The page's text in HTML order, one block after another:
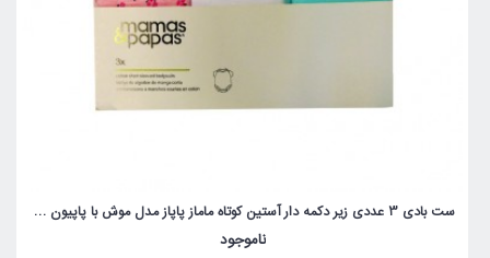
ست بادی 3 عددی زیر دکمه دار آستین کوتاه ماماز پاپاز مدل موش با پاپیون صورتی و جوجه mamas&papas _ 000026
ناموجود